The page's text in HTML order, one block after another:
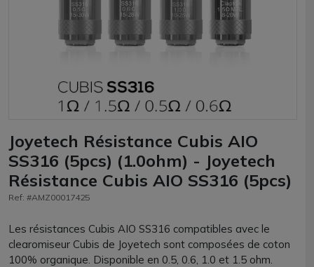
Joyetech Résistance Cubis AIO
SS316 (5pcs) (1.0ohm) - Joyetech
Résistance Cubis AIO SS316 (5pcs)
Ref: #AMZ00017425
Les résistances Cubis AIO SS316 compatibles avec le
clearomiseur Cubis de Joyetech sont composées de coton
100% organique. Disponible en 0.5, 0.6, 1.0 et 1.5 ohm.